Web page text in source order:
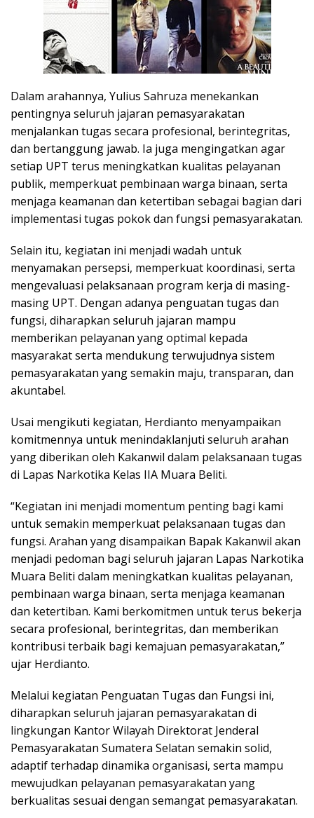
Dalam arahannya, Yulius Sahruza menekankan
pentingnya seluruh jajaran pemasyarakatan
menjalankan tugas secara profesional, berintegritas,
dan bertanggung jawab. Ia juga mengingatkan agar
setiap UPT terus meningkatkan kualitas pelayanan
publik, memperkuat pembinaan warga binaan, serta
menjaga keamanan dan ketertiban sebagai bagian dari
implementasi tugas pokok dan fungsi pemasyarakatan.
Selain itu, kegiatan ini menjadi wadah untuk
menyamakan persepsi, memperkuat koordinasi, serta
mengevaluasi pelaksanaan program kerja di masing-
masing UPT. Dengan adanya penguatan tugas dan
fungsi, diharapkan seluruh jajaran mampu
memberikan pelayanan yang optimal kepada
masyarakat serta mendukung terwujudnya sistem
pemasyarakatan yang semakin maju, transparan, dan
akuntabel.
Usai mengikuti kegiatan, Herdianto menyampaikan
komitmennya untuk menindaklanjuti seluruh arahan
yang diberikan oleh Kakanwil dalam pelaksanaan tugas
di Lapas Narkotika Kelas IIA Muara Beliti.
“Kegiatan ini menjadi momentum penting bagi kami
untuk semakin memperkuat pelaksanaan tugas dan
fungsi. Arahan yang disampaikan Bapak Kakanwil akan
menjadi pedoman bagi seluruh jajaran Lapas Narkotika
Muara Beliti dalam meningkatkan kualitas pelayanan,
pembinaan warga binaan, serta menjaga keamanan
dan ketertiban. Kami berkomitmen untuk terus bekerja
secara profesional, berintegritas, dan memberikan
kontribusi terbaik bagi kemajuan pemasyarakatan,”
ujar Herdianto.
Melalui kegiatan Penguatan Tugas dan Fungsi ini,
diharapkan seluruh jajaran pemasyarakatan di
lingkungan Kantor Wilayah Direktorat Jenderal
Pemasyarakatan Sumatera Selatan semakin solid,
adaptif terhadap dinamika organisasi, serta mampu
mewujudkan pelayanan pemasyarakatan yang
berkualitas sesuai dengan semangat pemasyarakatan.